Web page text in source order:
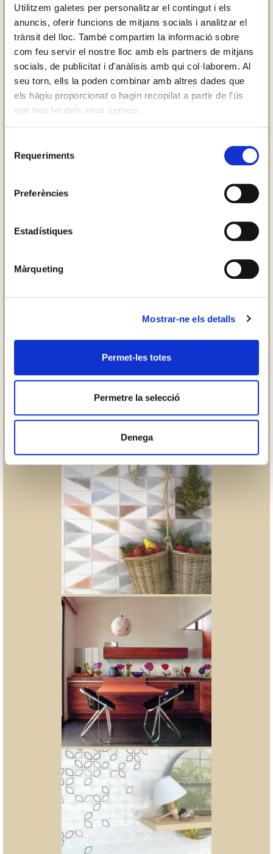
Utilitzem galetes per personalitzar el contingut i els
anuncis, oferir funcions de mitjans socials i analitzar el
trànsit del lloc. També compartim la informació sobre
com feu servir el nostre lloc amb els partners de mitjans
socials, de publicitat i d'anàlisis amb qui col·laborem. Al
seu torn, ells la poden combinar amb altres dades que
els hàgiu proporcionat o hagin recopilat a partir de l'ús
que heu fet dels seus serveis.
Requeriments
Preferències
Estadístiques
Màrqueting
Mostrar-ne els detalls
Permet-les totes
Permetre la selecció
Denega